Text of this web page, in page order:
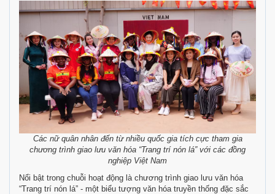
Các nữ quân nhân đến từ nhiều quốc gia tích cực tham gia
chương trình giao lưu văn hóa “Trang trí nón lá” với các đồng
nghiệp Việt Nam
Nổi bật trong chuỗi hoạt động là chương trình giao lưu văn hóa
“Trang trí nón lá” - một biểu tượng văn hóa truyền thống đặc sắc